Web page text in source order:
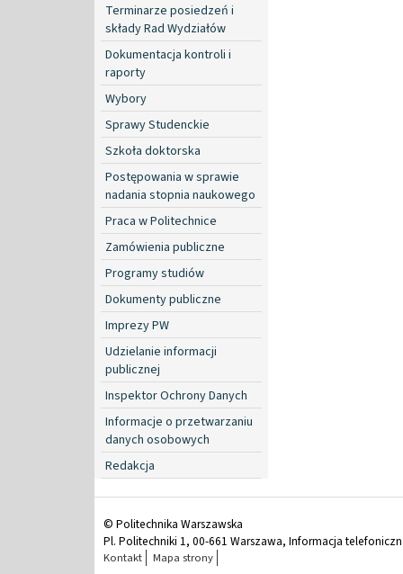
Terminarze posiedzeń i
składy Rad Wydziałów
Dokumentacja kontroli i
raporty
Wybory
Sprawy Studenckie
Szkoła doktorska
Postępowania w sprawie
nadania stopnia naukowego
Praca w Politechnice
Zamówienia publiczne
Programy studiów
Dokumenty publiczne
Imprezy PW
Udzielanie informacji
publicznej
Inspektor Ochrony Danych
Informacje o przetwarzaniu
danych osobowych
Redakcja
© Politechnika Warszawska
Pl. Politechniki 1, 00-661 Warszawa, Informacja
Kontakt Mapa strony